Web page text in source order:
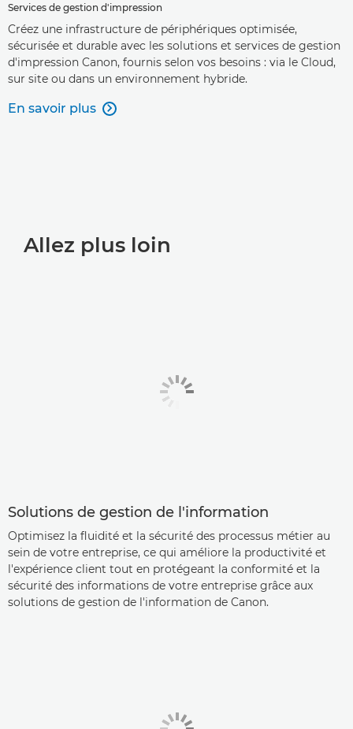
Services de gestion d'impression
Créez une infrastructure de périphériques optimisée,
sécurisée et durable avec les solutions et services de gestion
d'impression Canon, fournis selon vos besoins : via le Cloud,
sur site ou dans un environnement hybride.
En savoir plus 
Allez plus loin
Solutions de gestion de l'information
Optimisez la fluidité et la sécurité des processus métier au
sein de votre entreprise, ce qui améliore la productivité et
l'expérience client tout en protégeant la conformité et la
sécurité des informations de votre entreprise grâce aux
solutions de gestion de l'information de Canon.